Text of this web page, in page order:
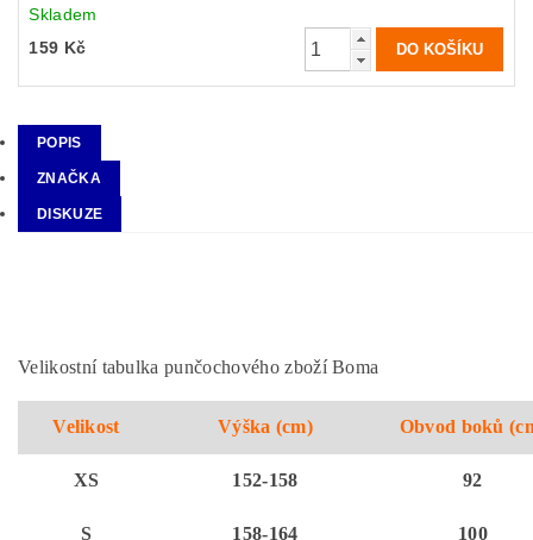
Skladem
159 Kč
POPIS
ZNAČKA
DISKUZE
Velikostní tabulka punčochového zboží Boma
Velikost Výška (cm) Obvod boků
XS 152-158 92
S 158-164 100